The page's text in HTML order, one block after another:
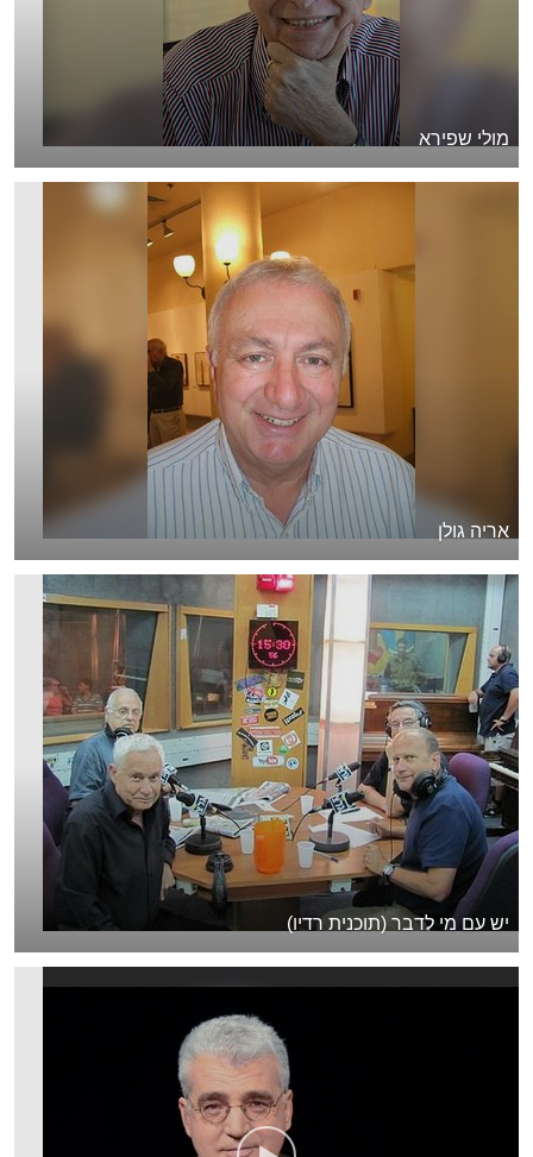
מולי שפירא
אריה גולן
יש עם מי לדבר (תוכנית רדיו)